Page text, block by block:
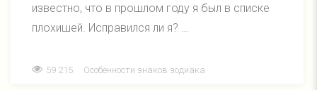
известно, что в прошлом году я был в списке
плохишей. Исправился ли я? …
59 215 Особенности знаков зодиака